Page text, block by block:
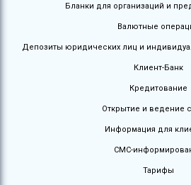
Бланки для организаций и
Валютные
Депозиты юридических лиц и
Клиент-Банк
Кредитование
Открытие и ведение
Информация для
СМС-
Тарифы